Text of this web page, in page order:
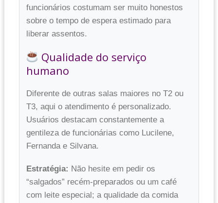
funcionários costumam ser muito honestos
sobre o tempo de espera estimado para
liberar assentos.
Qualidade do serviço
humano
Diferente de outras salas maiores no T2 ou
T3, aqui o atendimento é personalizado.
Usuários destacam constantemente a
gentileza de funcionárias como Lucilene,
Fernanda e Silvana.
Estratégia: Não hesite em pedir os
“salgados” recém-preparados ou um café
com leite especial; a qualidade da comida